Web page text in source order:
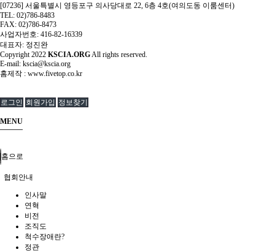
[07236] 서울특별시 영등포구 의사당대로 22, 6층 4호(여의도동 이룸센터)
TEL: 02)786-8483
FAX: 02)786-8473
사업자번호: 416-82-16339
대표자: 정진완
Copyright2022 KSCIA.ORGAll rights reserved.
E-mail: kscia@kscia.org
홈제작 : www.fivetop.co.kr
로그인 회원가입 정보찾기
MENU
홈으로
협회안내
인사말
연혁
비전
조직도
척수장애란?
정관